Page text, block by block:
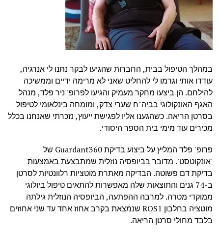
במהלך הטיפול בבית, החברות שהגיעו לבקר נתנו לי אנרגיה,
עודדו אותי וגרמו לי להחליט שאני לא מרימה ידיים וממשיכה
להילחם. הן ביצעו מחקר מעמיק והגיעו לפרופ' ניר פלד, מנהל
האגף האונקולוגי בביה"ח שערי צדק, ומומחה בינלאומי לטיפול
בסרטן הריאה. כשהגענו אליו לפגישת ייעוץ, נזכרתי שאנחנו בכלל
מכירים עוד מימי בית הספר היסודי.
פרופ' פלד המליץ על ביצוע בדיקת Guardant360 של
'אונקוטסט'. מדובר בביופסיה נוזלית שמתבצעת באמצעות
בדיקת דם פשוטה. הבדיקה מאתרת מוטציות רלוונטיות לסרטן
ב-74 גנים והתוצאות שלה מאפשרות להתאים טיפול ביולוגי
ממוקדי מטרה. למרבה ההפתעה, הביופסיה הנוזלית גילתה
מוטציה בחלבון ROS1 שנמצאת בקרב אחוז אחד עד שני אחוזים
בלבד מחולי סרטן הריאה.